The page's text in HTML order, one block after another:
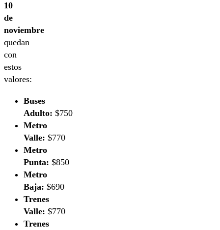
10
de
noviembre
quedan
con
estos
valores:
Buses
Adulto: $750
Metro
Valle: $770
Metro
Punta: $850
Metro
Baja: $690
Trenes
Valle: $770
Trenes